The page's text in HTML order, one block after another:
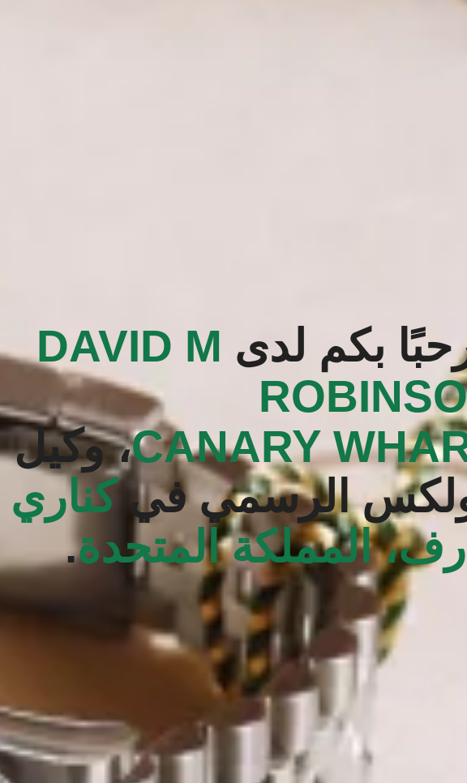
بكم لدى ‭DAVID M
CANARY، وكيل
الرسمي فيكناري
المملكة المتحدة.